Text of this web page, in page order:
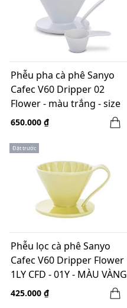
Phễu pha cà phê Sanyo
Cafec V60 Dripper 02
Flower - màu trắng - size
02
650.000 ₫
Đặt trước
Phễu lọc cà phê Sanyo
Cafec V60 Dripper Flower
1LY CFD - 01Y - MÀU VÀNG
425.000 ₫